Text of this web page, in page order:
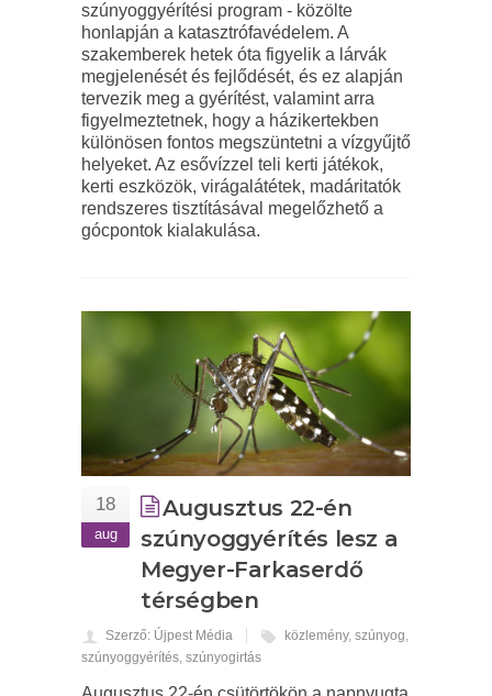
szúnyoggyérítési program - közölte
honlapján a katasztrófavédelem. A
szakemberek hetek óta figyelik a lárvák
megjelenését és fejlődését, és ez alapján
tervezik meg a gyérítést, valamint arra
figyelmeztetnek, hogy a házikertekben
különösen fontos megszüntetni a vízgyűjtő
helyeket. Az esővízzel teli kerti játékok,
kerti eszközök, virágalátétek, madáritatók
rendszeres tisztításával megelőzhető a
gócpontok kialakulása.
18
aug
Augusztus 22-én
szúnyoggyérítés lesz a
Megyer-Farkaserdő
térségben
Szerző: Újpest Média közlemény, szúnyog,
szúnyoggyérítés, szúnyogirtás